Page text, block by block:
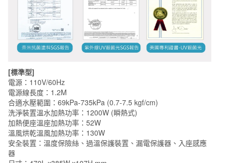
[標準型]
電源：110V/60Hz
電源線長度：1.2M
合適水壓範圍：69kPa-735kPa (0.7-7.5 kgf/cm)
洗淨裝置溫水加熱功率：1200W (瞬熱式)
加熱便座溫座加熱功率：52W
溫風烘乾溫風加熱功率：130W
安全裝置：溫度保險絲、過溫保護裝置、漏電保護器、入座感應
器